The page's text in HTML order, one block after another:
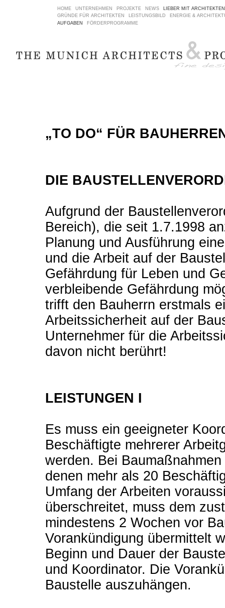
HOME UNTERNEHMEN PROJEKTE NEWS
LIEBER MIT ARCHITEKTEN
GRÜNDE FÜR ARCHITEKTEN
LEISTUNGSBILD
ENERGIE &
AUFGABEN
FÖRDERPROGRAMME
„TO DO“ FÜR
DIE
Aufgrund der
Bereich), die seit 1.7.1998
Planung und Ausführung
und die Arbeit auf der
Gefährdung für Leben und
verbleibende Gefährdung
trifft den Bauherrn erstmals
Arbeitssicherheit auf der
Unternehmer für die
davon nicht berührt!
LEISTUNGEN I
Es muss ein geeigneter
Beschäftigte mehrerer
werden. Bei
denen mehr als 20
Umfang der Arbeiten
überschreitet, muss dem
mindestens 2 Wochen vor
Vorankündigung übermittelt
Beginn und Dauer der
und Koordinator. Die
Baustelle auszuhängen.